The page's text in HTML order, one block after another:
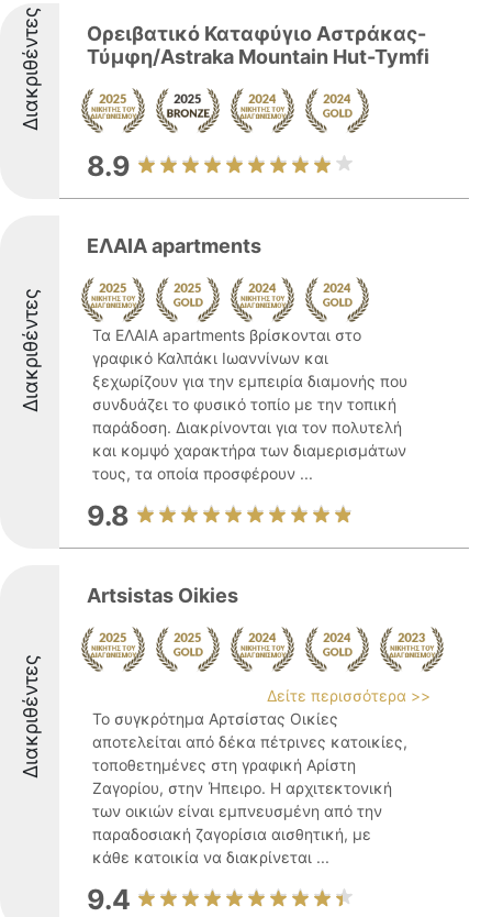
Διακριθέντες
Ορειβατικό Καταφύγιο Αστράκας-
Τύμφη/Astraka Mountain Hut-Tymfi
8.9
Διακριθέντες
ΕΛΑΙΑ apartments
Τα ΕΛΑΙΑ apartments βρίσκονται στο
γραφικό Καλπάκι Ιωαννίνων και
ξεχωρίζουν για την εμπειρία διαμονής που
συνδυάζει το φυσικό τοπίο με την τοπική
παράδοση. Διακρίνονται για τον πολυτελή
και κομψό χαρακτήρα των διαμερισμάτων
τους, τα οποία προσφέρουν ...
9.8
Διακριθέντες
Artsistas Oikies
Δείτε περισσότερα >>
Το συγκρότημα Αρτσίστας Οικίες
αποτελείται από δέκα πέτρινες κατοικίες,
τοποθετημένες στη γραφική Αρίστη
Ζαγορίου, στην Ήπειρο. Η αρχιτεκτονική
των οικιών είναι εμπνευσμένη από την
παραδοσιακή ζαγορίσια αισθητική, με
κάθε κατοικία να διακρίνεται ...
9.4